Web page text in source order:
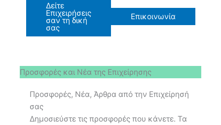
Δείτε
Επιχειρήσεις
σαν τη δική
σας
Επικοινωνία
Προσφορές και Νέα της Επιχείρησης
Προσφορές, Νέα, Άρθρα από την Επιχείρησή
σας
Δημοσιεύστε τις προσφορές που κάνετε. Τα